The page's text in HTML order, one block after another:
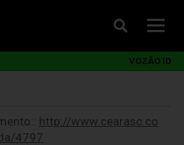
VOZÃO ID
http://www.cearasc.co
4797